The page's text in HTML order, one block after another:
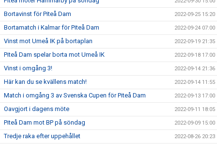
Bortavinst för Piteå Dam 2022-09-25 15:20
Bortamatch i Kalmar för Piteå Dam 2022-09-24 07:00
Vinst mot Umeå IK på bortaplan 2022-09-19 21:35
Piteå Dam spelar borta mot Umeå IK 2022-09-18 17:00
Vinst i omgång 3! 2022-09-14 21:36
Här kan du se kvällens match! 2022-09-14 11:55
Match i omgång 3 av Svenska Cupen för Piteå Dam 2022-09-13 17:00
Oavgjort i dagens möte 2022-09-11 18:05
Piteå Dam mot BP på söndag 2022-09-09 15:00
Tredje raka efter uppehållet 2022-08-26 20:23